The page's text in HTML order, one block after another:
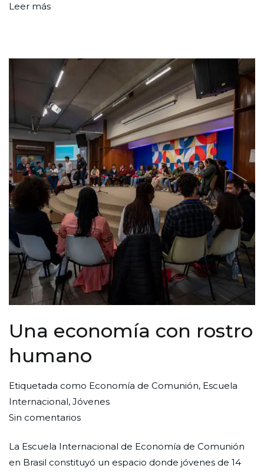
Leer más
Una economía con rostro
humano
Por
Redaccion
Ciudad
Publicada
el
31
agosto
de
Publicada
en
Economía
Etiquetada como Economía de Comunión, Escuela
Internacional, Jóvenes
Sin comentariosen
economía
con
La Escuela Internacional de Economía de Comunión
en Brasil constituyó un espacio donde jóvenes de 14